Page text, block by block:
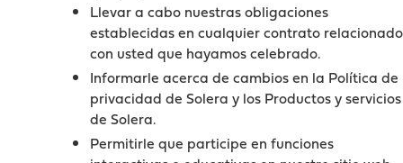
Llevar a cabo nuestras obligaciones
establecidas en cualquier contrato relacionado
con usted que hayamos celebrado.
Informarle acerca de cambios en la Política de
privacidad de Solera y los Productos y servicios
de Solera.
Permitirle que participe en funciones